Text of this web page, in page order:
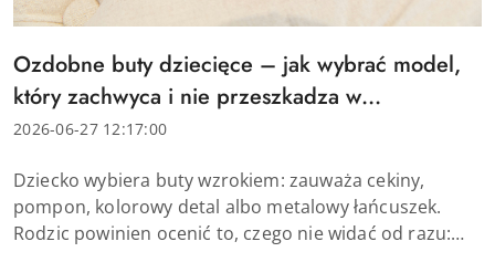
Tytuł
artykułu:
Ozdobne buty dziecięce – jak wybrać model,
który zachwyca i nie przeszkadza w
chodzeniu?
Data
2026-06-27 12:17:00
Treść
artykułu:
Dziecko wybiera buty wzrokiem: zauważa cekiny,
pompon, kolorowy detal albo metalowy łańcuszek.
Rodzic powinien ocenić to, czego nie widać od razu: